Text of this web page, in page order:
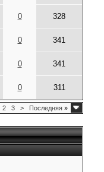
0 328
0 341
0 341
0 311
2 3 > Последняя »